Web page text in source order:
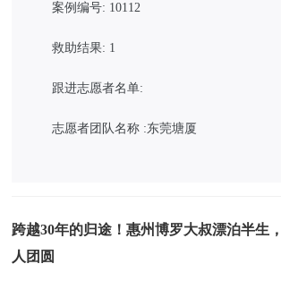
案例编号: 10112
救助结果: 1
跟进志愿者名单:
志愿者团队名称 :东莞塘厦
跨越30年的归途！惠州博罗大叔漂泊半生
人团圆